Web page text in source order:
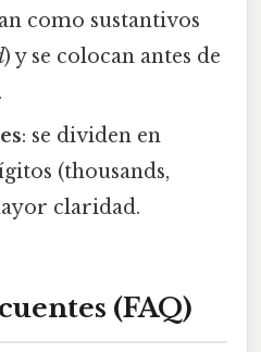
como sustantivos
) y se colocan antes de
: se dividen en
(thousands,
claridad.
(FAQ)